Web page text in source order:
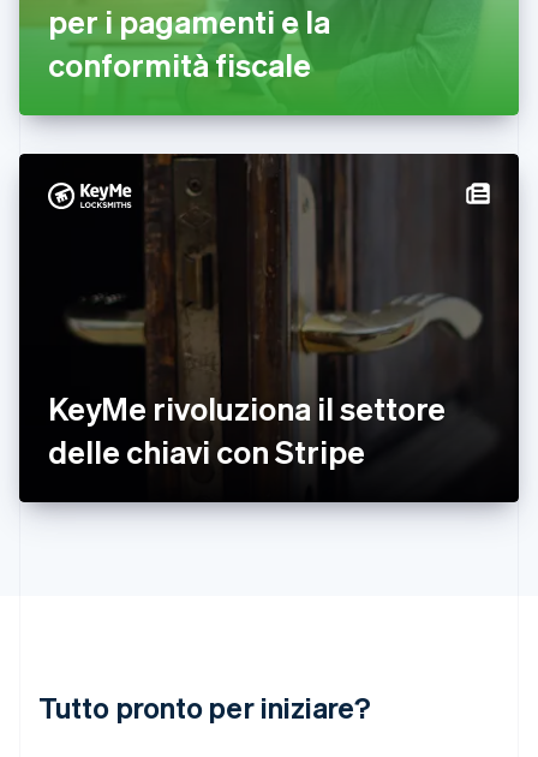
per i pagamenti e la
conformità fiscale
KeyMe rivoluziona il settore
delle chiavi con Stripe
Tutto pronto per iniziare?
Finlandia
EnglishSvenska
Francia
Germania
Giappone
日本語English
Gibilterra
India
English
Italia
ItalianoEnglish
Lettonia
Liechtenstein
Malta
English